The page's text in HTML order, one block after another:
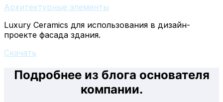
Архитектурные элементы
Luxury Ceramics для использования в дизайн-
проекте фасада здания.
Скачать
Подробнее из блога основателя
компании.